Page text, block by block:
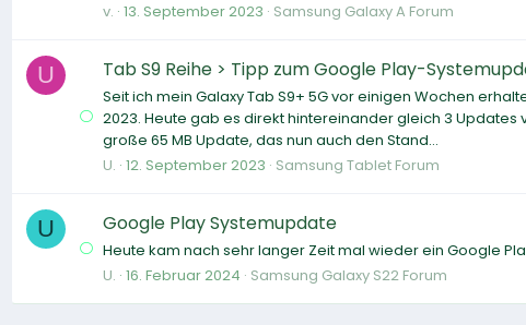
v. 13. September 2023 Samsung Galaxy A Forum
U Tab S9 Reihe > Tipp zum Google Play-
Seit ich mein Galaxy Tab S9+ 5G vor einigen Wochen
2023. Heute gab es direkt hintereinander gleich 3 Updates
große 65 MB Update, das nun auch den Stand...
U. 12. September 2023 Samsung Tablet Forum
U Google Play Systemupdate
Heute kam nach sehr langer Zeit mal wieder ein Google
U. 16. Februar 2024 Samsung Galaxy S22 Forum